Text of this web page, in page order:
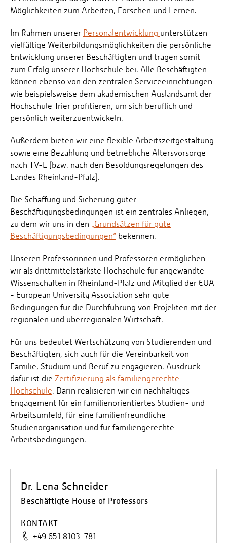
Möglichkeiten zum Arbeiten, Forschen und Lernen.
Im Rahmen unserer Personalentwicklung unterstützen
vielfältige Weiterbildungsmöglichkeiten die persönliche
Entwicklung unserer Beschäftigten und tragen somit
zum Erfolg unserer Hochschule bei. Alle Beschäftigten
können ebenso von den zentralen Serviceeinrichtungen
wie beispielsweise dem akademischen Auslandsamt der
Hochschule Trier profitieren, um sich beruflich und
persönlich weiterzuentwickeln.
Außerdem bieten wir eine flexible Arbeitszeitgestaltung
sowie eine Bezahlung und betriebliche Altersvorsorge
nach TV-L (bzw. nach den Besoldungsregelungen des
Landes Rheinland-Pfalz).
Die Schaffung und Sicherung guter
Beschäftigungsbedingungen ist ein zentrales Anliegen,
zu dem wir uns in den „Grundsätzen für gute
Beschäftigungsbedingungen“ bekennen.
Unseren Professorinnen und Professoren ermöglichen
wir als drittmittelstärkste Hochschule für angewandte
Wissenschaften in Rheinland-Pfalz und Mitglied der EUA
- European University Association sehr gute
Bedingungen für die Durchführung von Projekten mit der
regionalen und überregionalen Wirtschaft.
Für uns bedeutet Wertschätzung von Studierenden und
Beschäftigten, sich auch für die Vereinbarkeit von
Familie, Studium und Beruf zu engagieren. Ausdruck
dafür ist die Zertifizierung als familiengerechte
Hochschule. Darin realisieren wir ein nachhaltiges
Engagement für ein familienorientiertes Studien- und
Arbeitsumfeld, für eine familienfreundliche
Studienorganisation und für familiengerechte
Arbeitsbedingungen.
Dr. Lena Schneider
Beschäftigte House of Professors
KONTAKT
+49 651 8103-781